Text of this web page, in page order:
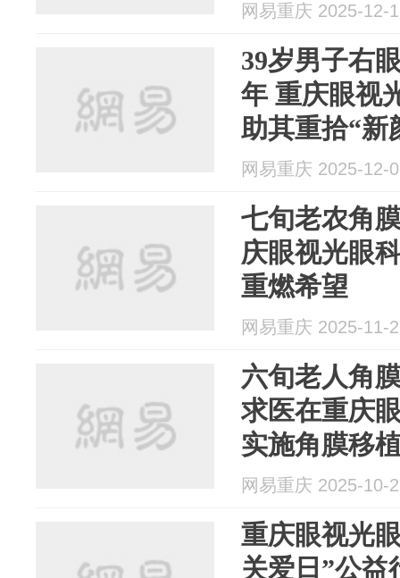
网易重庆 2025-12-
39岁男子右
年 重庆眼视
助其重拾“新
网易重庆 2025-12-
七旬老农角
庆眼视光眼
重燃希望
网易重庆 2025-11-
六旬老人角
求医在重庆
实施角膜移
网易重庆 2025-10-
重庆眼视光
关爱日”公益